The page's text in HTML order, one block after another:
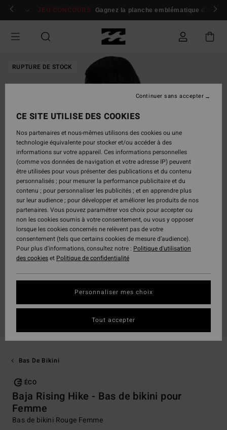
Passer
Se connecter / s'inscrire
JEU CONCOURS Gagnez la planche emblématique d'Andy
RUPTURE DE STOCK
Bas De Bikini
ÉCO
Baja Rising Hike - Bas de bikini pour
Femme
Bas de bikini Rouge Femme
CE SITE UTILISE DES COOKIES
Nos partenaires et nous-mêmes utilisons des cookies ou une
technologie équivalente pour stocker et/ou accéder à des
informations sur votre appareil. Ces informations personnelles
(comme vos données de navigation et votre adresse IP) peuvent
être utilisées pour vous présenter des publications et du contenu
personnalisés ; pour mesurer la performance publicitaire et du
contenu ; pour personnaliser les publicités ; et en apprendre plus
sur leur audience ; pour développer et améliorer les produits de nos
partenaires. Vous pouvez paramétrer vos choix pour accepter ou
non les cookies soumis à votre consentement, ou vous y opposer
lorsque les cookies concernés ne relèvent pas de votre
consentement (tels que certains cookies de mesure d’audience).
Pour plus d'informations, consultez notre : Politique d'utilisation
des cookieset Politique de confidentialité
Personnaliser mes choix
Continuer sans accepter
Tout accepter